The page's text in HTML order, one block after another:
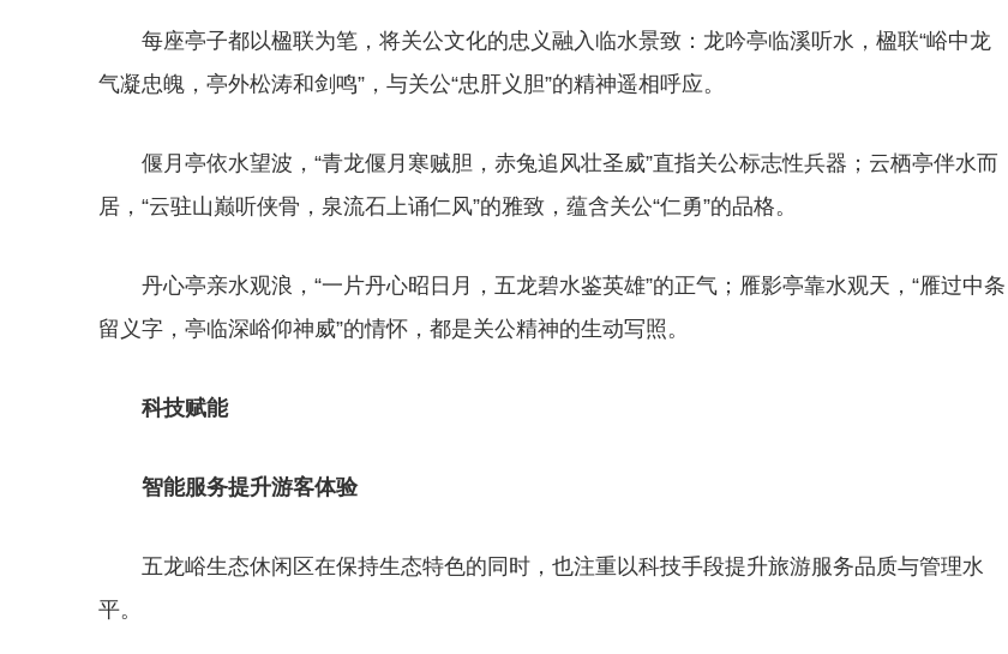
每座亭子都以楹联为笔，将关公文化的忠义融入临水景致：龙吟亭临溪听水，楹联“峪中龙
气凝忠魄，亭外松涛和剑鸣”，与关公“忠肝义胆”的精神遥相呼应。
偃月亭依水望波，“青龙偃月寒贼胆，赤兔追风壮圣威”直指关公标志性兵器；云栖亭伴水而
居，“云驻山巅听侠骨，泉流石上诵仁风”的雅致，蕴含关公“仁勇”的品格。
丹心亭亲水观浪，“一片丹心昭日月，五龙碧水鉴英雄”的正气；雁影亭靠水观天，“雁过中条
留义字，亭临深峪仰神威”的情怀，都是关公精神的生动写照。
科技赋能
智能服务提升游客体验
五龙峪生态休闲区在保持生态特色的同时，也注重以科技手段提升旅游服务品质与管理水
平。